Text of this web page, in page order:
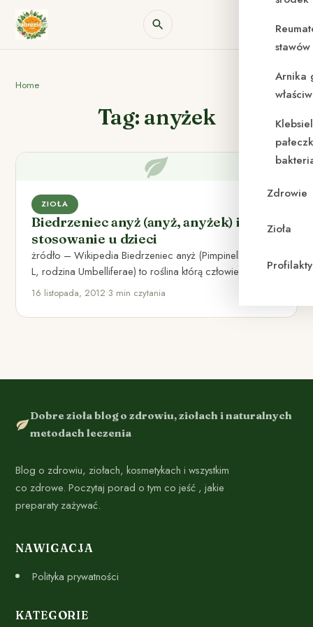
Arnika
Zdrowie
Zioła
Home
Tag: anyżek
ZIOŁA
Biedrzeniec anyż (anyż, anyżek) i jego
stosowanie u dzieci
żródło – Wikipedia Biedrzeniec anyż (Pimpinella anisum
L, rodzina Umbelliferae) to roślina którą człowiek hoduje
od najdawniejszych czasów.…
16 listopada, 2012•3 min czytania
Dobre zioła blog o zdrowiu, ziołach i naturalnych
metodach leczenia
Blog o zdrowiu, ziołach, kosmetykach i wszystkim
co zdrowe. Poczytaj porad o tym co jeść , jakie
preparaty zażywać.
NAWIGACJA
Polityka prywatności
KATEGORIE